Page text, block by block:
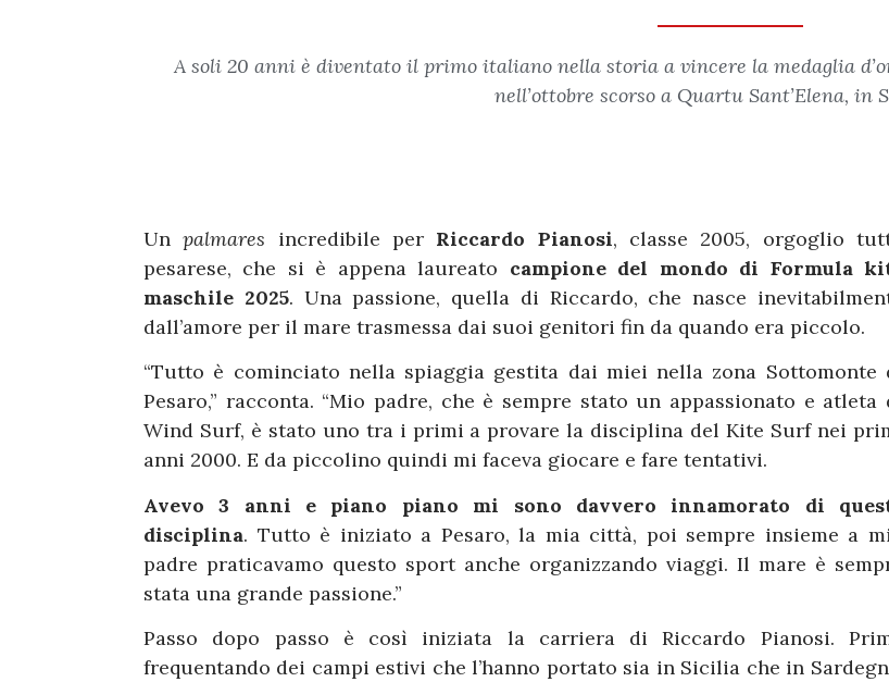
A soli 20 anni è diventato il primo italiano nella storia a vincere la medaglia
nell’ottobre scorso a Quartu Sant’Elena, in
Unpalmares incredibile per Riccardo Pianosi, classe 2005, orgoglio
pesarese, che si è appena laureato campione del mondo di Formula
maschile 2025. Una passione, quella di Riccardo, che nasce
dall’amore per il mare trasmessa dai suoi genitori fin da quando era piccolo.
“Tutto è cominciato nella spiaggia gestita dai miei nella zona Sottomonte
Pesaro,” racconta. “Mio padre, che è sempre stato un appassionato e atleta
Wind Surf, è stato uno tra i primi a provare la disciplina del Kite Surf nei
anni 2000. E da piccolino quindi mi faceva giocare e fare tentativi.
Avevo 3 anni e piano piano mi sono davvero innamorato di
disciplina. Tutto è iniziato a Pesaro, la mia città, poi sempre insieme a
padre praticavamo questo sport anche organizzando viaggi. Il mare è
stata una grande passione.”
Passo dopo passo è così iniziata la carriera di Riccardo Pianosi.
frequentando dei campi estivi che l’hanno portato sia in Sicilia che in